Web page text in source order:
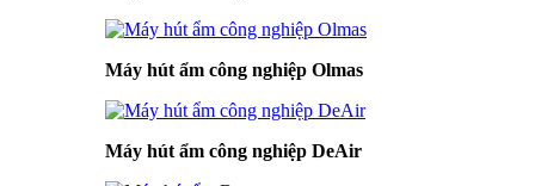
Máy hút ẩm công nghiệp Olmas
Máy hút ẩm công nghiệp DeAir